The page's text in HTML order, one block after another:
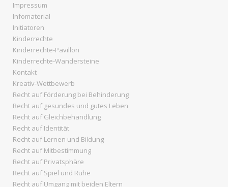
Impressum
Infomaterial
Initiatoren
Kinderrechte
Kinderrechte-Pavillon
Kinderrechte-Wandersteine
Kontakt
Kreativ-Wettbewerb
Recht auf Förderung bei Behinderung
Recht auf gesundes und gutes Leben
Recht auf Gleichbehandlung
Recht auf Identität
Recht auf Lernen und Bildung
Recht auf Mitbestimmung
Recht auf Privatsphäre
Recht auf Spiel und Ruhe
Recht auf Umgang mit beiden Eltern